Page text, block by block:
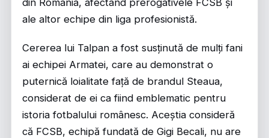
din România, afectând prerogativele FCSB și
ale altor echipe din liga profesionistă.
Cererea lui Talpan a fost susținută de mulți fani
ai echipei Armatei, care au demonstrat o
puternică loialitate față de brandul Steaua,
considerat de ei ca fiind emblematic pentru
istoria fotbalului românesc. Aceștia consideră
că FCSB, echipă fundată de Gigi Becali, nu are